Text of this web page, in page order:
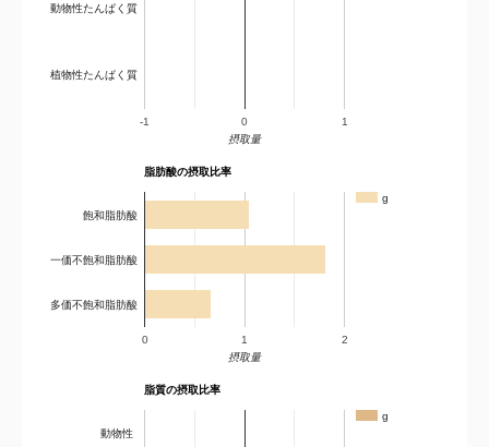
-1 0 1
動物性たんぱく質
植物性たんぱく質
摂取量
脂肪酸の摂取比率
g
0 1 2
飽和脂肪酸
一価不飽和脂肪酸
多価不飽和脂肪酸
摂取量
脂質の摂取比率
g
動物性